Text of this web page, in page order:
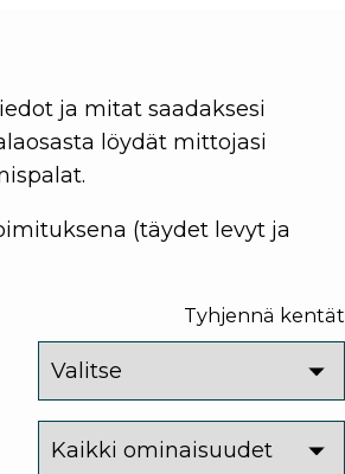
ja mitat saadaksesi
löydät mittojasi
(täydet levyt ja
Tyhjennä kentät